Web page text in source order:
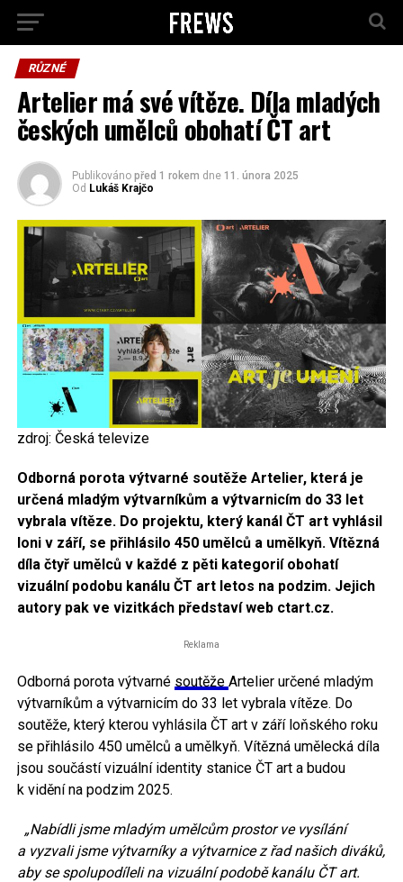
RŮZNÉ
Artelier má své vítěze. Díla mladých
českých umělců obohatí ČT art
Publikováno před 1 rokem dne 11. února 2025
Od Lukáš Krajčo
zdroj: Česká televize
Odborná porota výtvarné soutěže Artelier, která je
určená mladým výtvarníkům a výtvarnicím do 33 let
vybrala vítěze. Do projektu, který kanál ČT art vyhlásil
loni v září, se přihlásilo 450 umělců a umělkyň. Vítězná
díla čtyř umělců v každé z pěti kategorií obohatí
vizuální podobu kanálu ČT art letos na podzim. Jejich
autory pak ve vizitkách představí web ctart.cz.
Reklama
Odborná porota výtvarné soutěže Artelier určené mladým
výtvarníkům a výtvarnicím do 33 let vybrala vítěze. Do
soutěže, který kterou vyhlásila ČT art v září loňského roku
se přihlásilo 450 umělců a umělkyň. Vítězná umělecká díla
jsou součástí vizuální identity stanice ČT art a budou
k vidění na podzim 2025.
„Nabídli jsme mladým umělcům prostor ve vysílání
a vyzvali jsme výtvarníky a výtvarnice z řad našich diváků,
aby se spolupodíleli na vizuální podobě kanálu ČT art.